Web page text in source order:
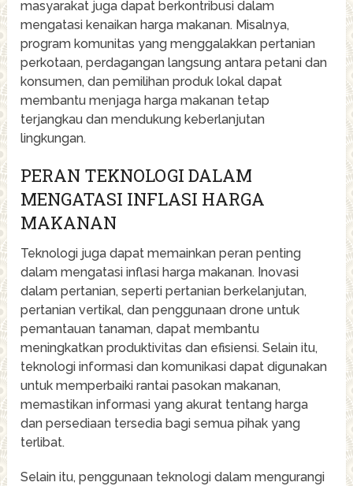
masyarakat juga dapat berkontribusi dalam
mengatasi kenaikan harga makanan. Misalnya,
program komunitas yang menggalakkan pertanian
perkotaan, perdagangan langsung antara petani dan
konsumen, dan pemilihan produk lokal dapat
membantu menjaga harga makanan tetap
terjangkau dan mendukung keberlanjutan
lingkungan.
PERAN TEKNOLOGI DALAM
MENGATASI INFLASI HARGA
MAKANAN
Teknologi juga dapat memainkan peran penting
dalam mengatasi inflasi harga makanan. Inovasi
dalam pertanian, seperti pertanian berkelanjutan,
pertanian vertikal, dan penggunaan drone untuk
pemantauan tanaman, dapat membantu
meningkatkan produktivitas dan efisiensi. Selain itu,
teknologi informasi dan komunikasi dapat digunakan
untuk memperbaiki rantai pasokan makanan,
memastikan informasi yang akurat tentang harga
dan persediaan tersedia bagi semua pihak yang
terlibat.
Selain itu, penggunaan teknologi dalam mengurangi